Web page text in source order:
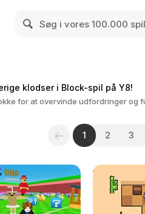
klodser i Block-spil på Y8!
for at overvinde udfordringer
1 2 3